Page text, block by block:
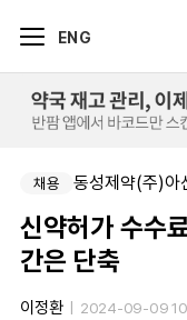
ENG
채용 동성제약(주)아
신약허가 수수
간은 단축
이정환 2024-09-09